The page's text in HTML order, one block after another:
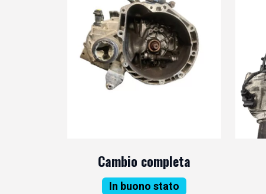
Cambio completa
In buono stato